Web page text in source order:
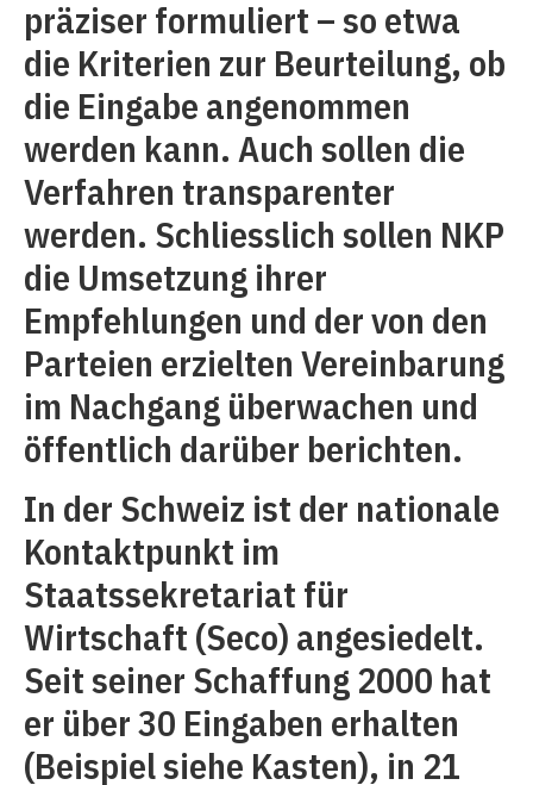
präziser formuliert – so etwa
die Kriterien zur Beurteilung, ob
die Eingabe angenommen
werden kann. Auch sollen die
Verfahren transparenter
werden. Schliesslich sollen NKP
die Umsetzung ihrer
Empfehlungen und der von den
Parteien erzielten Vereinbarung
im Nachgang überwachen und
öffentlich darüber berichten.
In der Schweiz ist der nationale
Kontaktpunkt im
Staatssekretariat für
Wirtschaft (Seco) angesiedelt.
Seit seiner Schaffung 2000 hat
er über 30 Eingaben erhalten
(Beispiel siehe Kasten), in 21